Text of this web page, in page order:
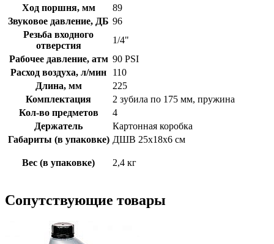
Ход поршня, мм
89
Звуковое давление, ДБ 96
Резьба входного
отверстия
1/4"
Рабочее давление, атм 90 PSI
Расход воздуха, л/мин
110
Длина, мм
225
Комплектация
2 зубила по 175 мм, пружина
Кол-во предметов
4
Держатель
Картонная коробка
Габариты (в упаковке) ДШВ 25х18х6 см
Вес (в упаковке) 2,4 кг
Сопутствующие товары